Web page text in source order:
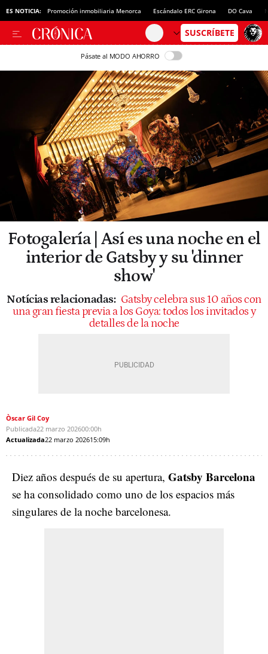
ES NOTICIA: Promoción inmobiliaria Menorca Escándalo ERC Girona DO Cava
Pásate al MODO AHORRO
Fotogalería | Así es una noche en el
interior de Gatsby y su 'dinner
show'
Notícias relacionadas: Gatsby celebra sus 10 años con
una gran fiesta previa a los Goya: todos los invitados y
detalles de la noche
Òscar Gil Coy
Publicada22 marzo 202600:00h
Actualizada22 marzo 202615:09h
Diez años después de su apertura, Gatsby Barcelona
se ha consolidado como uno de los espacios más
singulares de la noche barcelonesa.